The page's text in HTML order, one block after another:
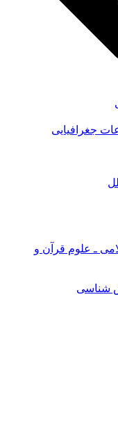
جغرافیایی
ـ علوم قرآن و
شناسی